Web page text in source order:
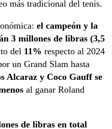
más tradicional del tenis.
el campeón y la
3 millones de libras (3,5
del 11% respecto al 2024
un Grand Slam hasta
Alcaraz y Coco Gauff se
al ganar Roland
de libras en total